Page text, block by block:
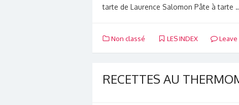
tarte de Laurence Salomon Pâte à tarte
Non classé LES INDEX
RECETTES AU